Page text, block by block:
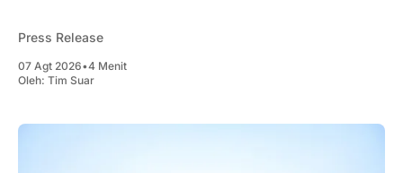
Press Release
07 Agt 2026•4 Menit
Oleh: Tim Suar